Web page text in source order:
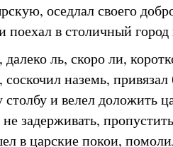
оседлал своего
поехал в столичный
ль, скоро ли,
соскочил наземь, привязал
столбу и велел доложить
задерживать,
в царские покои,